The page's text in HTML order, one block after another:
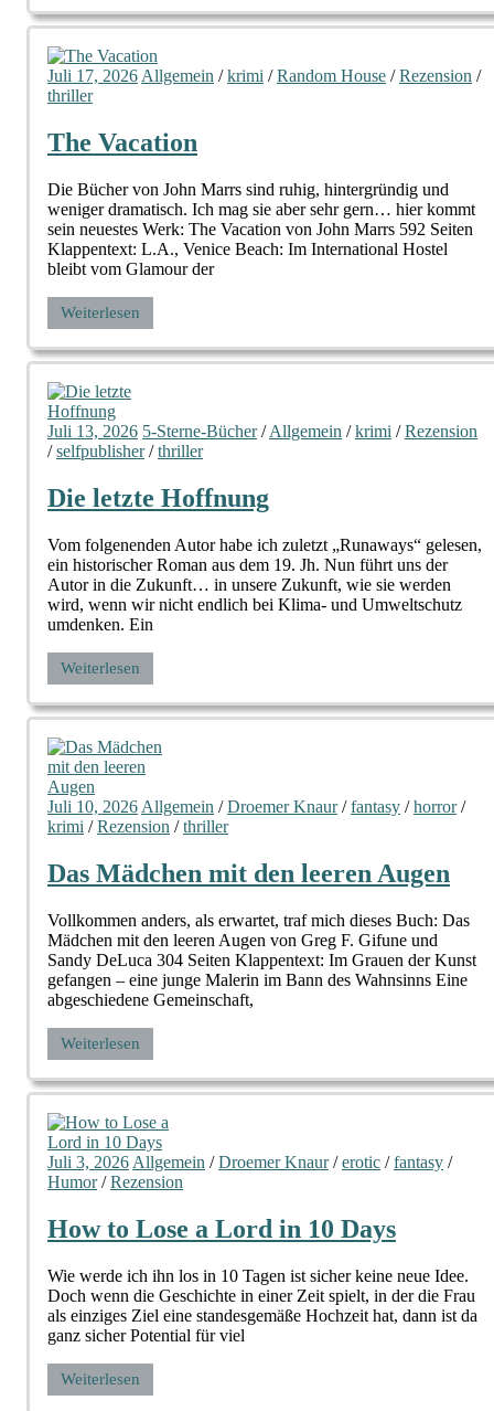
Juli 17, 2026 Allgemein /krimi /Random House /Rezension /
thriller
The Vacation
Die Bücher von John Marrs sind ruhig, hintergründig und
weniger dramatisch. Ich mag sie aber sehr gern… hier kommt
sein neuestes Werk: The Vacation von John Marrs 592 Seiten
Klappentext: L.A., Venice Beach: Im International Hostel
bleibt vom Glamour der
Weiterlesen
Juli 13, 2026 5-Sterne-Bücher/Allgemein /krimi /Rezension
/selfpublisher/thriller
Die letzte Hoffnung
Vom folgenenden Autor habe ich zuletzt „Runaways“ gelesen,
ein historischer Roman aus dem 19. Jh. Nun führt uns der
Autor in die Zukunft… in unsere Zukunft, wie sie werden
wird, wenn wir nicht endlich bei Klima- und Umweltschutz
umdenken. Ein
Weiterlesen
Juli 10, 2026 Allgemein /Droemer Knaur/fantasy /horror/
krimi /Rezension /thriller
Das Mädchen mit den leeren Augen
Vollkommen anders, als erwartet, traf mich dieses Buch: Das
Mädchen mit den leeren Augen von Greg F. Gifune und
Sandy DeLuca 304 Seiten Klappentext: Im Grauen der Kunst
gefangen – eine junge Malerin im Bann des Wahnsinns Eine
abgeschiedene Gemeinschaft,
Weiterlesen
Juli 3, 2026 Allgemein /Droemer Knaur/erotic /fantasy /
Humor/Rezension
How to Lose a Lord in 10 Days
Wie werde ich ihn los in 10 Tagen ist sicher keine neue Idee.
Doch wenn die Geschichte in einer Zeit spielt, in der die Frau
als einziges Ziel eine standesgemäße Hochzeit hat, dann ist da
ganz sicher Potential für viel
Weiterlesen